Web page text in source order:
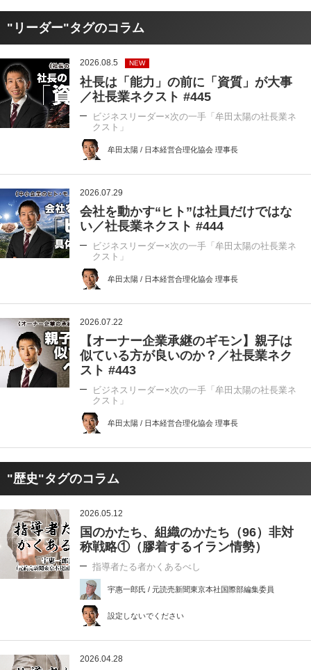
"リーダー"タグのコラム
2026.08.5 NEW
社長は「能力」の前に「資質」が大事
／社長業ネクスト #445
ビジネスリーダー×次の一手「牟田太陽の社長業ネ
クスト」
牟田太陽 / 日本経営合理化協会 理事長
2026.07.29
会社を動かす“ヒト”は社員だけではな
い／社長業ネクスト #444
ビジネスリーダー×次の一手「牟田太陽の社長業ネ
クスト」
牟田太陽 / 日本経営合理化協会 理事長
2026.07.22
【オーナー企業承継のギモン】親子は
似ている方が良いのか？／社長業ネク
スト #443
ビジネスリーダー×次の一手「牟田太陽の社長業ネ
クスト」
牟田太陽 / 日本経営合理化協会 理事長
"歴史"タグのコラム
2026.05.12
国のかたち、組織のかたち（96）非対
称戦略①（膠着するイラン情勢）
指導者たる者かくあるべし
宇惠一郎氏 / 元読売新聞東京本社国際部編集委員
設定しないでください
2026.04.28